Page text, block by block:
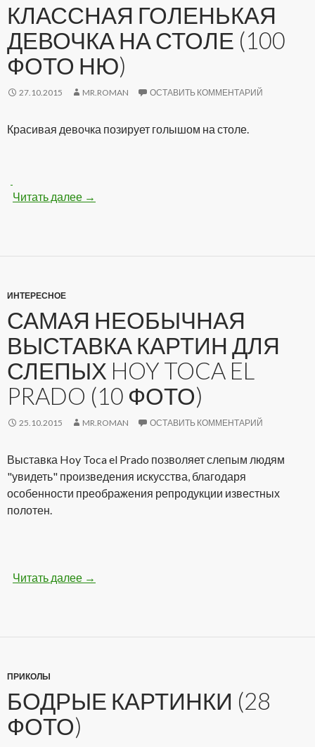
КЛАССНАЯ ГОЛЕНЬКАЯ
ДЕВОЧКА НА СТОЛЕ (100
ФОТО НЮ)
27.10.2015 MR.ROMAN ОСТАВИТЬ КОММЕНТАРИЙ
Красивая девочка позирует голышом на столе.
Читать далее Классная голенькая девочка на столе (100
→
ИНТЕРЕСНОЕ
САМАЯ НЕОБЫЧНАЯ
ВЫСТАВКА КАРТИН ДЛЯ
СЛЕПЫХ HOY TOCA EL
PRADO (10 ФОТО)
25.10.2015 MR.ROMAN ОСТАВИТЬ КОММЕНТАРИЙ
Выставка Hoy Toca el Prado позволяет слепым людям
"увидеть" произведения искусства, благодаря
особенности преображения репродукции известных
полотен.
Читать далее Самая необычная выставка картин для
→
ПРИКОЛЫ
БОДРЫЕ КАРТИНКИ (28
ФОТО)